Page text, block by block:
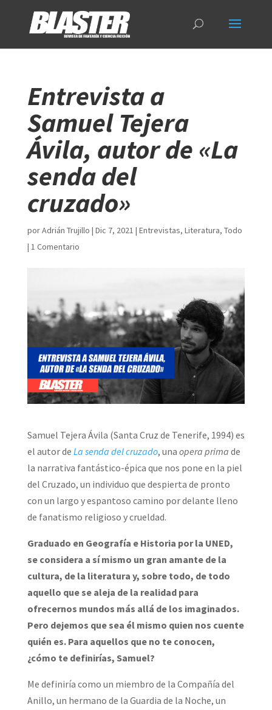
Entrevista a
Samuel Tejera
Ávila, autor de «La
senda del
cruzado»
porAdrián Trujillo | Dic 7, 2021 | Entrevistas, Literatura, Todo
| 1 Comentario
Samuel Tejera Ávila (Santa Cruz de Tenerife, 1994) es
el autor de La senda del cruzado, una opera prima de
la narrativa fantástico-épica que nos pone en la piel
del Cruzado, un individuo que despierta de pronto
con un largo y espantoso camino por delante lleno
de fanatismo religioso y crueldad.
Graduado en Geografía e Historia por la UNED,
se considera a sí mismo un gran amante de la
cultura, de la literatura y, sobre todo, de todo
aquello que se aleja de la realidad para
ofrecernos mundos más allá de los imaginados.
Pero dejemos que sea él mismo quien nos cuente
quién es. Para aquellos que no te conocen,
¿cómo te definirías, Samuel?
Me definiría como un miembro de la Compañía del
Anillo, un hermano de la Guardia de la Noche, un